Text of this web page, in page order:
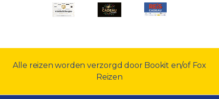
Alle reizen worden verzorgd door Bookit en/of Fox
Reizen